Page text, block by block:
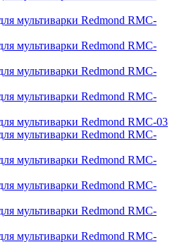
мультиварки Redmond RMC-
мультиварки Redmond RMC-
мультиварки Redmond RMC-
мультиварки Redmond RMC-
мультиварки Redmond RMC-03
мультиварки Redmond RMC-
мультиварки Redmond RMC-
мультиварки Redmond RMC-
мультиварки Redmond RMC-
мультиварки Redmond RMC-